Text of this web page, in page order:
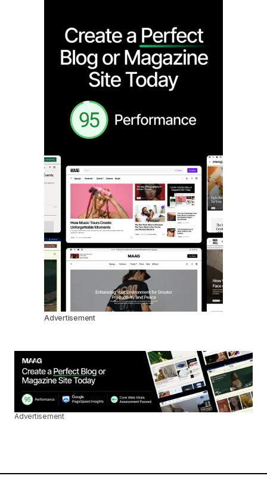
Advertisement
Advertisement